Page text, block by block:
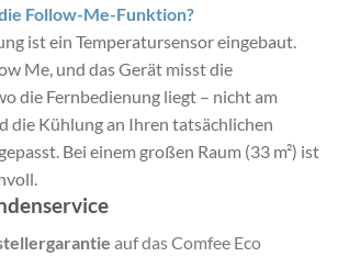
Follow-Me-Funktion?
ist ein Temperatursensor eingebaut.
Me, und das Gerät misst die
die Fernbedienung liegt – nicht am
die Kühlung an Ihren tatsächlichen
Bei einem großen Raum (33 m²) ist
auf das Comfee Eco